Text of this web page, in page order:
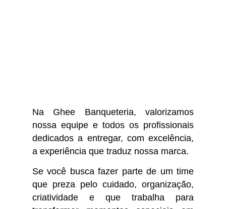
Na Ghee Banqueteria, valorizamos
nossa equipe e todos os profissionais
dedicados a entregar, com excelência,
a experiência que traduz nossa marca.
Se você busca fazer parte de um time
que preza pelo cuidado, organização,
criatividade e que trabalha para